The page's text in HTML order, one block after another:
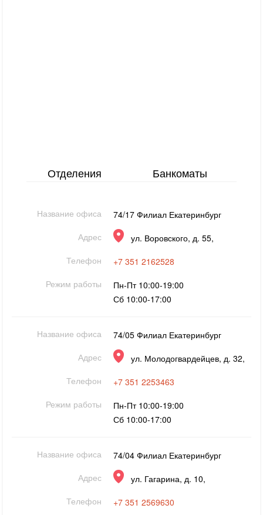
Отделения Банкоматы
Название офиса
74/17 Филиал Екатеринбург
Адрес
ул. Воровского, д. 55,
Телефон
+7 351 2162528
Режим работы
Пн-Пт 10:00-19:00
Сб 10:00-17:00
Название офиса
74/05 Филиал Екатеринбург
Адрес
ул. Молодогвардейцев, д. 32,
Телефон
+7 351 2253463
Режим работы
Пн-Пт 10:00-19:00
Сб 10:00-17:00
Название офиса
74/04 Филиал Екатеринбург
Адрес
ул. Гагарина, д. 10,
Телефон
+7 351 2569630